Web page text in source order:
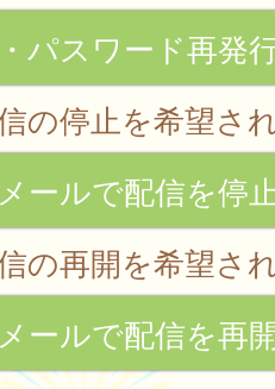
パスワード再発
の停止を希望さ
ールで配信を停
の再開を希望さ
ールで配信を再